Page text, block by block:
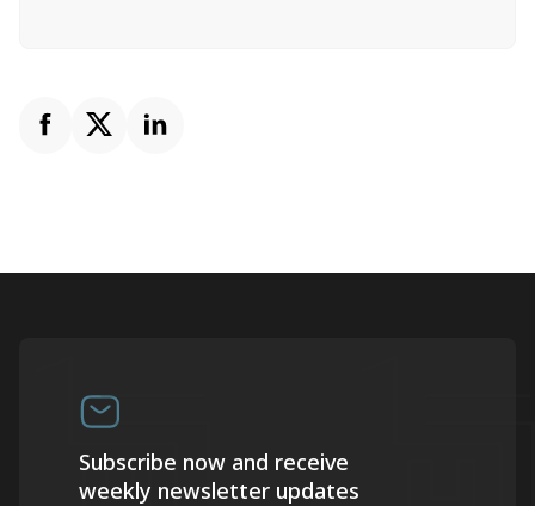
Subscribe now and receive
weekly newsletter updates